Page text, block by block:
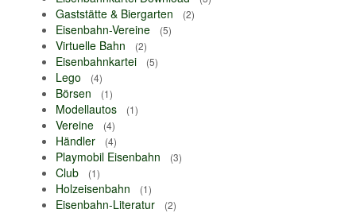
Gaststätte & Biergarten (2)
Eisenbahn-Vereine (5)
Virtuelle Bahn (2)
Eisenbahnkartei (5)
Lego (4)
Börsen (1)
Modellautos (1)
Vereine (4)
Händler (4)
Playmobil Eisenbahn (3)
Club (1)
Holzeisenbahn (1)
Eisenbahn-Literatur (2)